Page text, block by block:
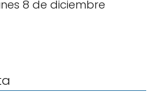
8 de diciembre